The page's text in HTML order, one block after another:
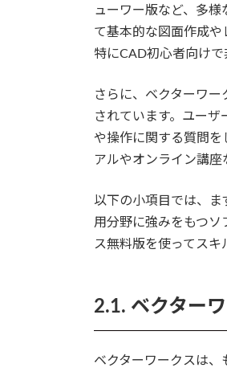
ューワー版など、多
て基本的な図面作成や
特にCAD初心者向けで
さらに、ベクターワ
されています。ユー
や操作に関する質問を
アルやオンライン講座
以下の小項目では、
用分野に強みをもつソ
ス無料版を使ってスキ
2.1. ベクター
ベクターワークスは